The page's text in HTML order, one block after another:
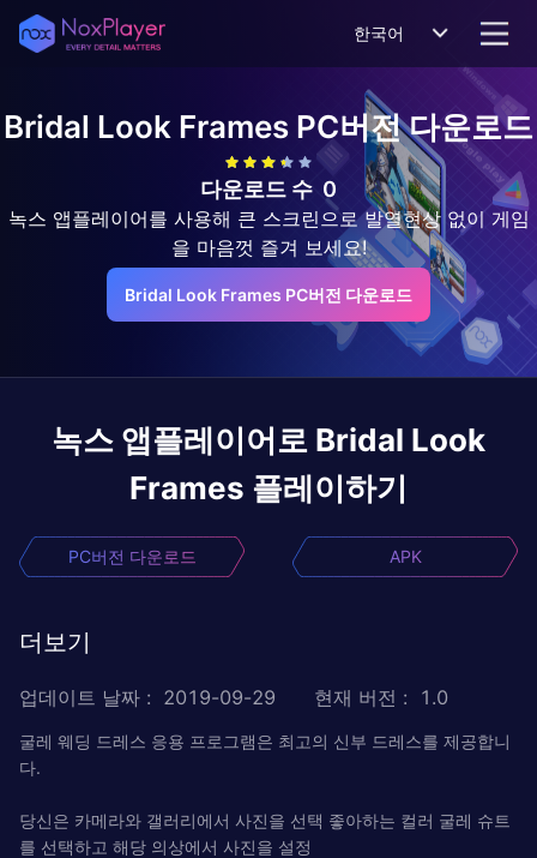
한국어
Bridal Look Frames PC버전 다운로드
다운로드 수 0
녹스 앱플레이어를 사용해 큰 스크린으로 발열현상 없이 게임
을 마음껏 즐겨 보세요!
Bridal Look Frames PC버전 다운로드
녹스 앱플레이어로 Bridal Look
Frames 플레이하기
PC버전 다운로드 APK
더보기
업데이트 날짜 : 2019-09-29 현재 버전 : 1.0
굴레 웨딩 드레스 응용 프로그램은 최고의 신부 드레스를 제공합니
다.
당신은 카메라와 갤러리에서 사진을 선택 좋아하는 컬러 굴레 슈트
를 선택하고 해당 의상에서 사진을 설정